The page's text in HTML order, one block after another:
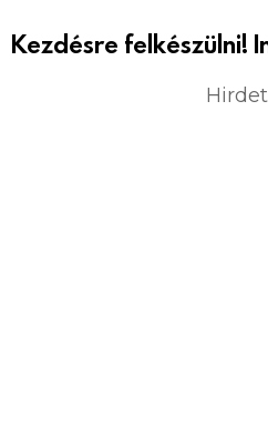
Kezdésre felkészülni!